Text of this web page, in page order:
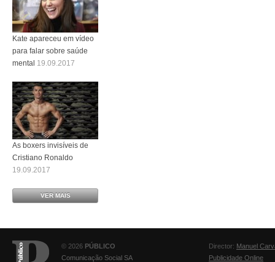
Kate apareceu em vídeo
para falar sobre saúde
mental 19.09.2017
As boxers invisíveis de
Cristiano Ronaldo
19.09.2017
VER MAIS
© 2026 PÚBLICO
Comunicação Social SA
Director: Manuel
Publicidade Online